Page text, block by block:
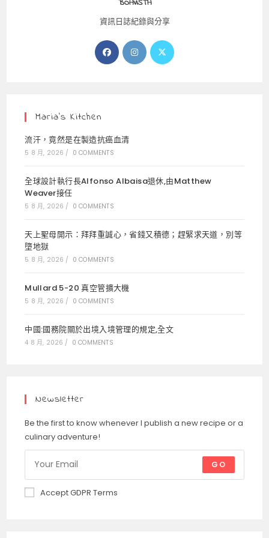
BOAVISTA
資訊日誌紀錄與分享
Opens
in
Opens
in
Opens
Maria’s Kitchen
流汗，竟然是在製造抗癌血清
5 8 月, 2026 / 0 COMMENTS
全球設計執行長Alfonso Albaisa退休,由Matthew
Weaver接任
5 8 月, 2026 / 0 COMMENTS
天上聖母開示：拜拜重誠心，省錢又積德；趕緊求天道，別等
墮地獄
5 8 月, 2026 / 0 COMMENTS
Mullard 5-20 真空管擴大機
5 8 月, 2026 / 0 COMMENTS
中國:國務院關於出境入境管理的規定,全文
4 8 月, 2026 / 0 COMMENTS
Newsletter
Be the first to know whenever I publish a new recipe or a
culinary adventure!
GO
Accept GDPR Terms